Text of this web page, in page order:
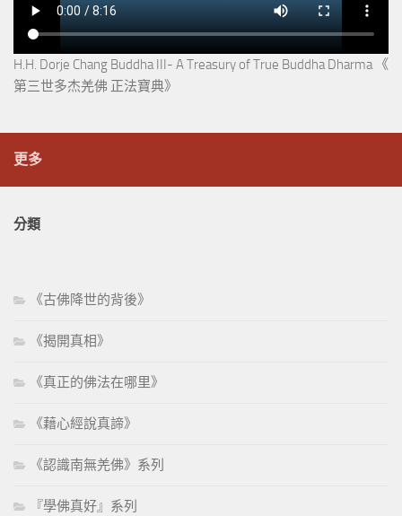
H.H. Dorje Chang Buddha III- A Treasury of True Buddha Dharma 《
第三世多杰羌佛 正法寶典》
更多
分類
《古佛降世的背後》
《揭開真相》
《真正的佛法在哪里》
《藉心經說真諦》
《認識南無羌佛》系列
『學佛真好』系列